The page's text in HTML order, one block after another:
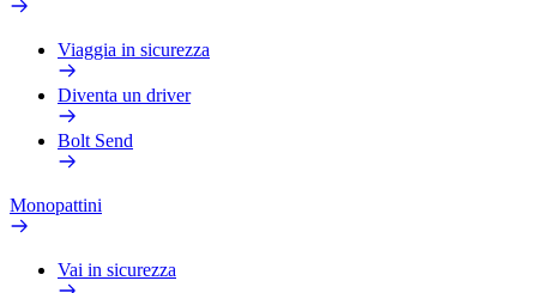
Viaggia in sicurezza
Diventa un driver
Bolt Send
Monopattini
Vai in sicurezza